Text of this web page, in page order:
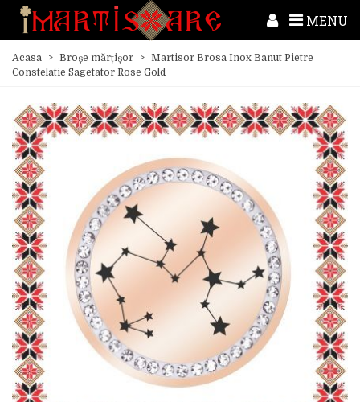
MENU
Acasa > Broșe mărțișor > Martisor Brosa Inox Banut Pietre
Constelatie Sagetator Rose Gold